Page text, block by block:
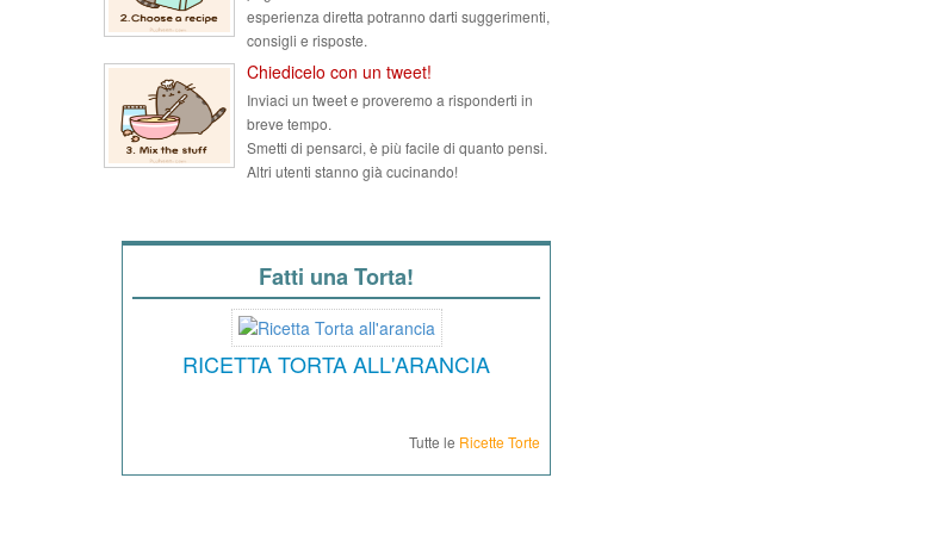
esperienza diretta potranno darti suggerimenti,
consigli e risposte.
Chiedicelo con un tweet!
Inviaci un tweet e proveremo a risponderti in
breve tempo.
Smetti di pensarci, è più facile di quanto pensi.
Altri utenti stanno già cucinando!
Fatti una Torta!
RICETTA TORTA ALL'ARANCIA
Tutte le Ricette Torte